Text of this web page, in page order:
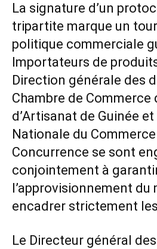
La signature d’un
tripartite marque un
politique commerciale
Importateurs de
Direction générale des
Chambre de Commerce
d’Artisanat de Guinée
Nationale du
Concurrence se sont
conjointement à
l’approvisionnement du
encadrer strictement
Le Directeur général